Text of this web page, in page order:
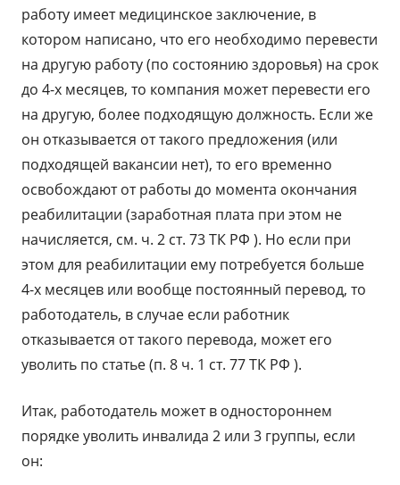
работу имеет медицинское заключение, в
котором написано, что его необходимо перевести
на другую работу (по состоянию здоровья) на срок
до 4-х месяцев, то компания может перевести его
на другую, более подходящую должность. Если же
он отказывается от такого предложения (или
подходящей вакансии нет), то его временно
освобождают от работы до момента окончания
реабилитации (заработная плата при этом не
начисляется, см. ч. 2 ст. 73 ТК РФ ). Но если при
этом для реабилитации ему потребуется больше
4-х месяцев или вообще постоянный перевод, то
работодатель, в случае если работник
отказывается от такого перевода, может его
уволить по статье (п. 8 ч. 1 ст. 77 ТК РФ ).
Итак, работодатель может в одностороннем
порядке уволить инвалида 2 или 3 группы, если
он: